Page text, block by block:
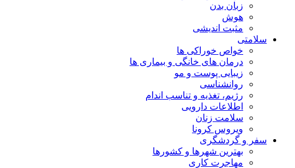
زبان بدن
هوش
مثبت اندیشی
سلامتی
خواص خوراکی ها
درمان های خانگی و بیماری ها
زیبایی پوست و مو
روانشناسی
رژیم، تغذیه و تناسب اندام
اطلاعات دارویی
سلامت زنان
ویروس کرونا
سفر و گردشگری
بهترین شهرها و کشورها
مهاجرت کاری